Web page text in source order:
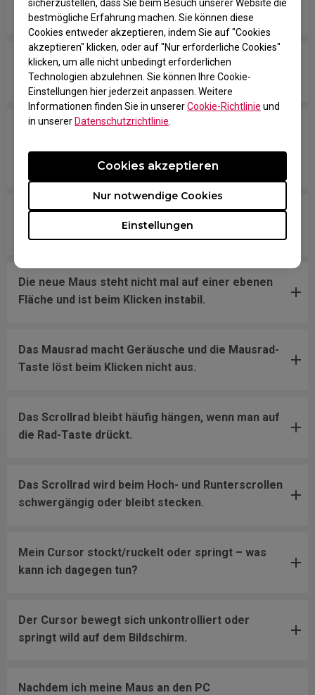
sicherzustellen, dass Sie beim Besuch unserer Website die
bestmögliche Erfahrung machen. Sie können diese
Cookies entweder akzeptieren, indem Sie auf "Cookies
akzeptieren" klicken, oder auf "Nur erforderliche Cookies"
klicken, um alle nicht unbedingt erforderlichen
Technologien abzulehnen. Sie können Ihre Cookie-
Einstellungen hier jederzeit anpassen. Weitere
Informationen finden Sie in unsererCookie-Richtlinie und
in unsererDatenschutzrichtlinie
Einstellungen
Nur notwendige Cookies
Cookies akzeptieren
wenn die Maus schnell bewegt wird.
Meine Maus wird nicht vom PC erkannt. Es
erscheint die Meldung "Unbekanntes USB-Gerät".
Der Cursor bleibt am Bildschirmrand hängen und
aus- und wieder einstecke.
Was tun, wenn die Maus-Skates abgegangen
Die neue Maus steht nicht mal auf einer ebenen
Fläche und ist beim Klicken instabil.
Das Mausrad macht Geräusche und die Mausrad-
Taste löst beim Klicken nicht aus.
Das Scrollrad bleibt häufig hängen, wenn man auf
die Rad-Taste drückt.
Das Scrollrad wird beim Hoch- und Runterscrollen
schwergängig oder bleibt stecken.
Mein Cursor stockt/ruckelt oder springt – was
kann ich dagegen tun?
Der Cursor bewegt sich unkontrolliert oder
springt wild auf dem Bildschirm.
Nachdem ich meine Maus an den PC